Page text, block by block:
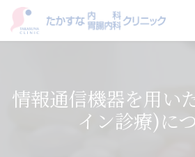
情報通信機器を用い
イン診療)に